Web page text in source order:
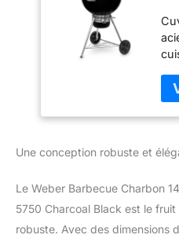
E
Une conception robuste et
Le Weber Barbecue Charbon
5750 Charcoal Black est le
robuste. Avec des dimensions